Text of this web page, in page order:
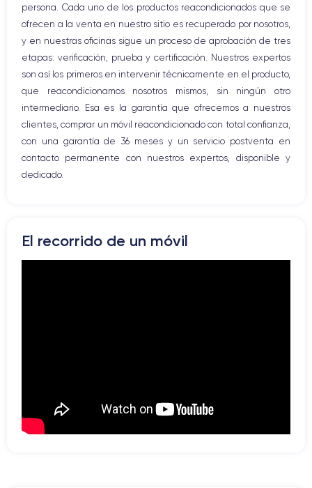
Vibración
Conector USB
persona. Cada uno de los productos reacondicionados que se
ofrecen a la venta en nuestro sitio es recuperado por nosotros,
y en nuestras oficinas sigue un proceso de aprobación de tres
etapas: verificación, prueba y certificación. Nuestros expertos
son así los primeros en intervenir técnicamente en el producto,
que reacondicionamos nosotros mismos, sin ningún otro
intermediario. Esa es la garantía que ofrecemos a nuestros
clientes, comprar un móvil reacondicionado con total confianza,
con una garantía de 36 meses y un servicio postventa en
contacto permanente con nuestros expertos, disponible y
dedicado.
El recorrido de un móvil